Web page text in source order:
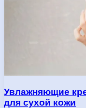
Увлажняющие
для сухой кожи